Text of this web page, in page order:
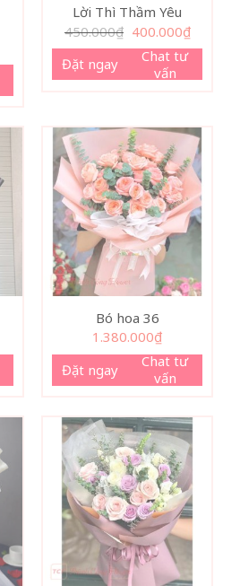
Lời Thì Thầm Yêu
450.000₫ Giá
gốc
là:
450.000₫.
400.000₫Giá
hiện
tại
Đặt ngay
Chat tư
vấn
Bó hoa 36
1.380.000₫
Đặt ngay
Chat tư
vấn